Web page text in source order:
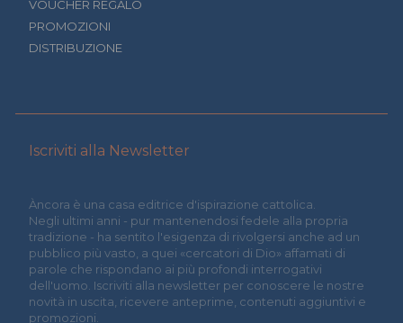
VOUCHER REGALO
PROMOZIONI
DISTRIBUZIONE
Iscriviti alla Newsletter
Àncora è una casa editrice d'ispirazione cattolica.
Negli ultimi anni - pur mantenendosi fedele alla propria
tradizione - ha sentito l'esigenza di rivolgersi anche ad un
pubblico più vasto, a quei «cercatori di Dio» affamati di
parole che rispondano ai più profondi interrogativi
dell'uomo. Iscriviti alla newsletter per conoscere le nostre
novità in uscita, ricevere anteprime, contenuti aggiuntivi e
promozioni.